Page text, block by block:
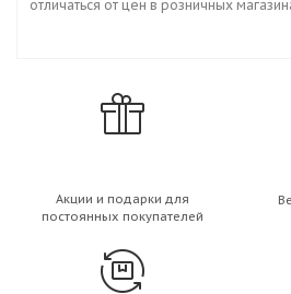
отличаться от цен в розничных
Акции и подарки для
постоянных покупателей